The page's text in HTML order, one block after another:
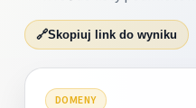
🔗Skopiuj link do wyniku
DOMENY